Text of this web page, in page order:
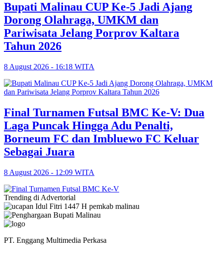
Bupati Malinau CUP Ke-5 Jadi Ajang
Dorong Olahraga, UMKM dan
Pariwisata Jelang Porprov Kaltara
Tahun 2026
8 August 2026 - 16:18 WITA
Final Turnamen Futsal BMC Ke-V: Dua
Laga Puncak Hingga Adu Penalti,
Borneum FC dan Imbluewo FC Keluar
Sebagai Juara
8 August 2026 - 12:09 WITA
Trending di Advertorial
PT. Enggang Multimedia Perkasa